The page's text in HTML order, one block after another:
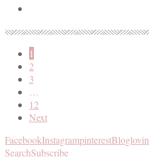
1
2
3
…
12
Next
FacebookInstagrampinterestBloglovin
SearchSubscribe